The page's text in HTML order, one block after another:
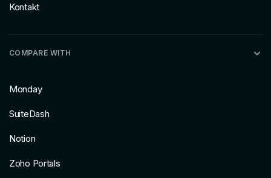
Kontakt
COMPARE WITH
Monday
SuiteDash
Notion
Zoho Portals